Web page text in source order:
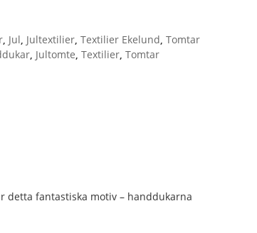
, Jul, Jultextilier, Textilier Ekelund, Tomtar
, Jultomte, Textilier, Tomtar
detta fantastiska motiv – handdukarna